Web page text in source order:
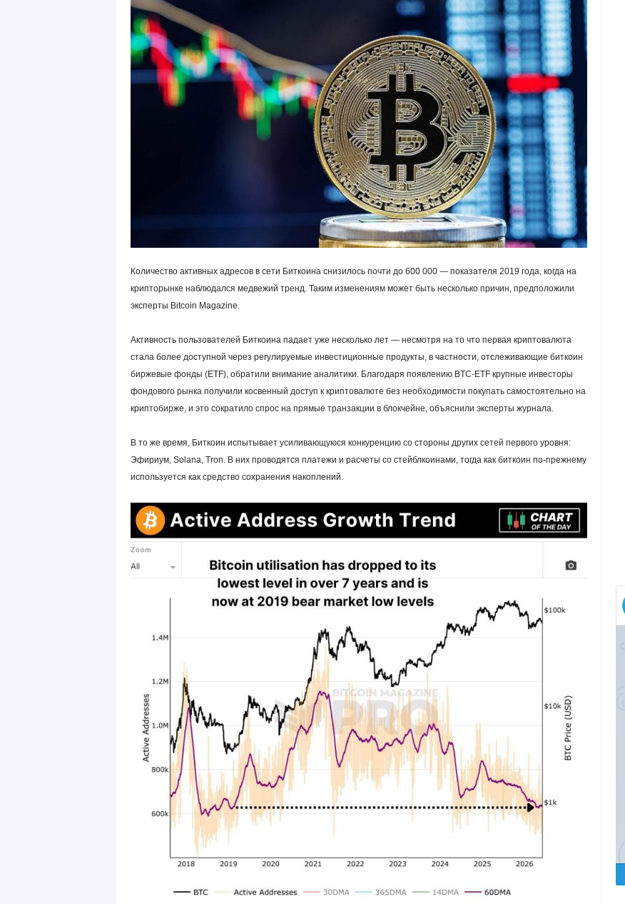
Количество активных адресов в сети Биткоина снизилось почти до 600 000 — показателя 2019 года, когда на
крипторынке наблюдался медвежий тренд. Таким изменениям может быть несколько причин, предположили
эксперты Bitcoin Magazine.
Активность пользователей Биткоина падает уже несколько лет — несмотря на то что первая криптовалюта
стала более доступной через регулируемые инвестиционные продукты, в частности, отслеживающие биткоин
биржевые фонды (ETF), обратили внимание аналитики. Благодаря появлению BTC-ETF крупные инвесторы
фондового рынка получили косвенный доступ к криптовалюте без необходимости покупать самостоятельно на
криптобирже, и это сократило спрос на прямые транзакции в блокчейне, объяснили эксперты журнала.
В то же время, Биткоин испытывает усиливающуюся конкуренцию со стороны других сетей первого уровня:
Эфириум, Solana, Tron. В них проводятся платежи и расчеты со стейблкоинами, тогда как биткоин по-прежнему
используется как средство сохранения накоплений.